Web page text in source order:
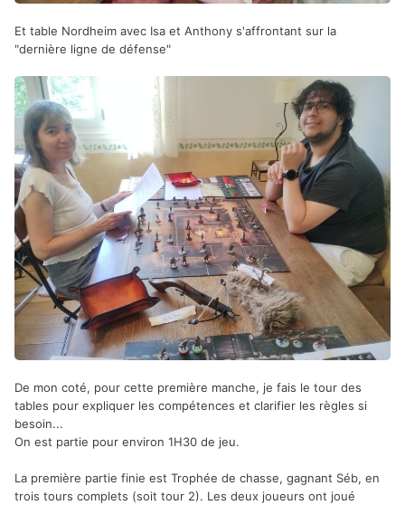
Et table Nordheim avec Isa et Anthony s'affrontant sur la
"dernière ligne de défense"
De mon coté, pour cette première manche, je fais le tour des
tables pour expliquer les compétences et clarifier les règles si
besoin...
On est partie pour environ 1H30 de jeu.
La première partie finie est Trophée de chasse, gagnant Séb, en
trois tours complets (soit tour 2). Les deux joueurs ont joué